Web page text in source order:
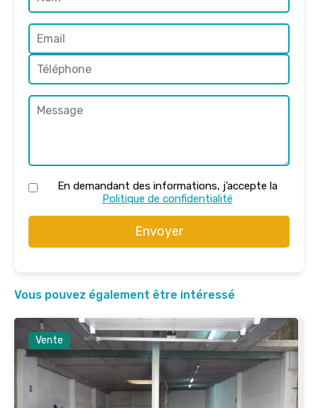
En demandant des informations, j’accepte la
Politique de confidentialité
Envoyer
Vous pouvez également être intéressé
Vente